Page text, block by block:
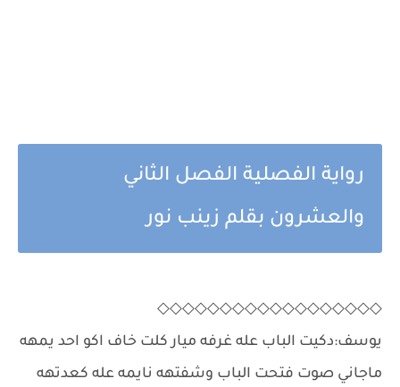
رواية الفصلية الفصل الثاني
والعشرون بقلم زينب نور
◇◇◇◇◇◇◇◇◇◇◇◇◇◇◇◇◇◇
يوسف:دكيت الباب عله غرفه ميار كلت خاف اكو احد يمهه
ماجاني صوت فتحت الباب وشفتهه نايمه عله كعدتهه